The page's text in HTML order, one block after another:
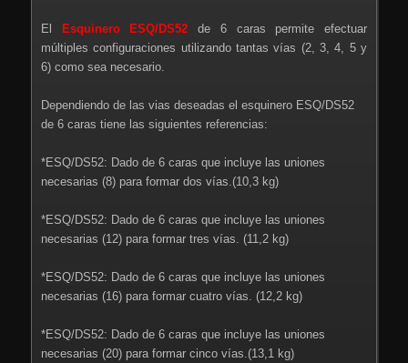
El Esquinero ESQ/DS52 de 6 caras permite efectuar
múltiples configuraciones utilizando tantas vías (2, 3, 4, 5 y
6) como sea necesario.
Dependiendo de las vias deseadas el esquinero ESQ/DS52
de 6 caras tiene las siguientes referencias:
*ESQ/DS52: Dado de 6 caras que incluye las uniones
necesarias (8) para formar dos vías.(10,3 kg)
*ESQ/DS52: Dado de 6 caras que incluye las uniones
necesarias (12) para formar tres vías. (11,2 kg)
*ESQ/DS52: Dado de 6 caras que incluye las uniones
necesarias (16) para formar cuatro vías. (12,2 kg)
*ESQ/DS52: Dado de 6 caras que incluye las uniones
necesarias (20) para formar cinco vías.(13,1 kg)